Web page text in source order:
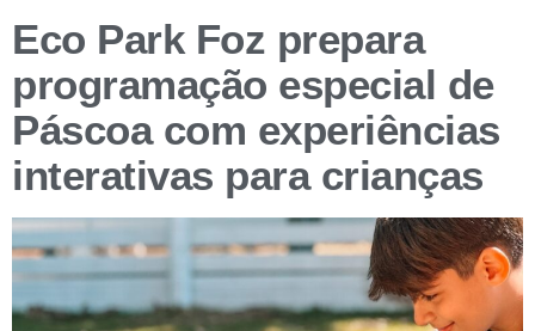
Eco Park Foz prepara
programação especial de
Páscoa com experiências
interativas para crianças